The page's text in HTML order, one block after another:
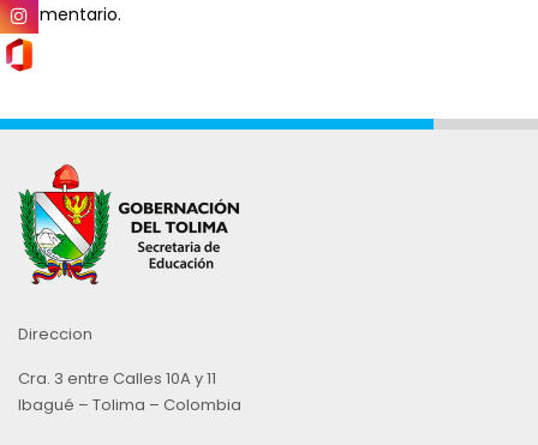
comentario.
Direccion
Cra. 3 entre Calles 10A y 11
Ibagué – Tolima – Colombia